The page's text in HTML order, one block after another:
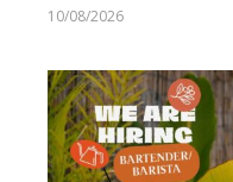
10/08/2026